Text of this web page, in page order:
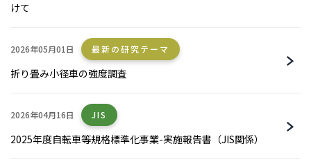
けて
2026年05月01日 最新の研究テーマ
折り畳み小径車の強度調査
2026年04月16日 JIS
2025年度自転車等規格標準化事業-実施報告書（JIS関係）